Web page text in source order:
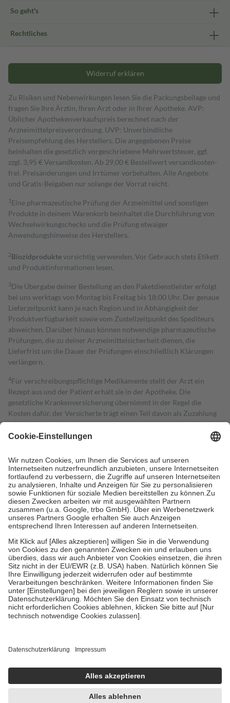
So geht's
Rechtliches
Widerruf erklären
Zu Risiken und Nebenwirkungen lesen Sie die Packungsbeilage und
fragen Sie Ihre Ärztin, Ihren Arzt oder in Ihrer Apotheke. AVP:
Üblicher Apothekenverkaufspreis berechnet nach der
Arzneimittelpreisverordnung. UVP: Unverbindliche
Preisempfehlung des Herstellers. Die angegebenen Preise
beinhalten die gesetzlich vorgeschriebene Mehrwertsteuer, ggf.
zzgl. 3,95 € Versandkosten. Ab 29,00 € Bestell­wert versand­kosten­
frei. Preisänderungen und Irrtümer vorbehalten. Alle Angebote
und Gratis-Beigaben nur solange der Vorrat reicht.
1 Eine pharmazeutische Prüfung der Arzneimittel und sonstigen
Produkte in deinem Warenkorb beinhaltet die Durchführung von
Wechselwirkungschecks und die Prüfung etwaiger
Anwendungshinweise des Herstellers.
2Biozidproduktevorsichtig verwenden. Vor Gebrauch stets Etikett
und Produktinformationen lesen.
3Die Übergabe deiner Bestellung an den Paketdienstleister erfolgt
bei uns werktags von Montag bis Freitag bis 18:00 Uhr. Der genaue
Lieferzeitpunkt kann je nach Region und in Abhängigkeit der
Produktverfügbarkeit sowie vom Zustellzeitpunkt des Spediteurs
abweichen. Darüber hinaus können notwendige pharmazeutische
Prüfungen, die zu deiner Arzneimittelsicherheit dienen, die
Lieferfrist um die Dauer der Prüfungen einschließlich Klärungen
verlängern.
4Für verschreibungspflichtige Medikamente stellt der Arzt ein
Rezept aus und der Patient erhält sie in der Apotheke. Die
gesetzliche Krankenversicherung übernimmt in der Regel die
Kosten dafür, der Versicherte trägt einen Teil davon als Zuzahlung
mit.
Grundsätzlich leisten Mitglieder Zuzahlungen in Höhe von zehn
höchstens zehn Euro.
Es sind jedoch nie mehr als die tatsächlichen
Kosten der Leistung zu entrichten.
Diese Regeln gelten grundsätzlich auch für Online-Apotheken.
Bei Heilmitteln und häuslicher Krankenpflege beträgt die
Zuzahlung zehn Prozent der Kosten sowie zehn Euro je
Verordnung.
Um das Engagement der Versicherten für ihre eigene Gesundheit zu
stärken und die besondere Stellung der Familie zu unterstützen,
fallenkeine Zuzahlungenan bei:
• Kindern und Jugendlichen bis zum vollendeten 18. Lebensjahr
mit Ausnahme der Fahrkosten
• Untersuchungen zur Vorsorge und Früherkennung, die von der
GKV getragen werden
• empfohlenen Schutzimpfungen
• Harn- und Blutteststreifen
getroffen, um sicherzustellen, dass es sich um echte Bewertungen
https://help.etrusted.com/hc/de/articles/4419944605341
Einige Bilder und Inhalte wurden unter Zuhilfenahme künstlicher